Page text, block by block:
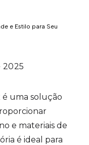
2025
é uma solução
e materiais de
é ideal para